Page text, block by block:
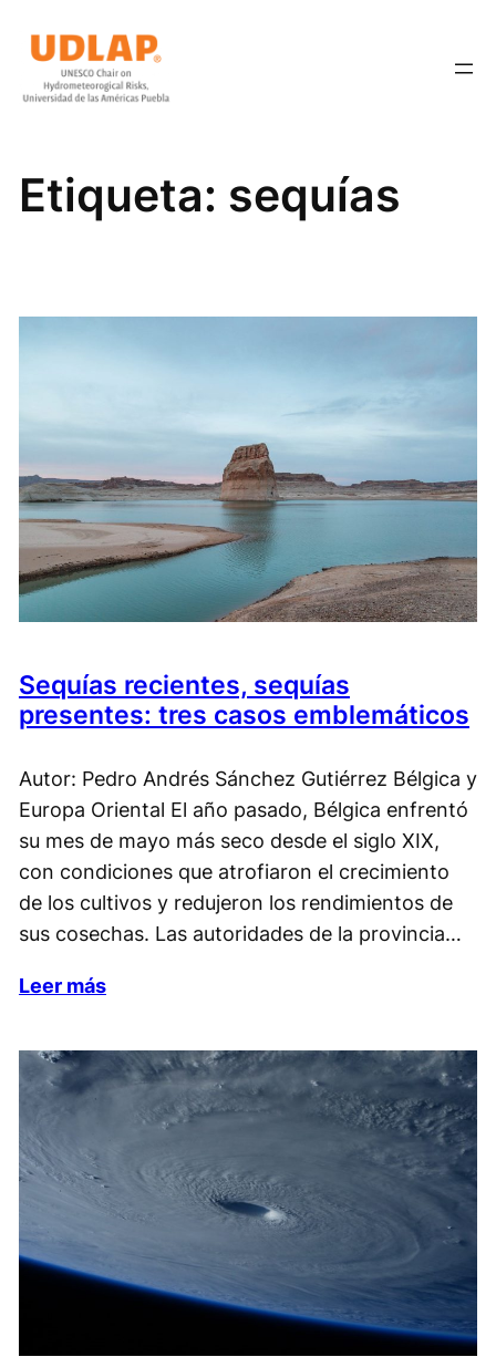
contenido
Etiqueta: sequías
Sequías recientes, sequías
presentes: tres casos emblemáticos
Autor: Pedro Andrés Sánchez Gutiérrez Bélgica y
Europa Oriental El año pasado, Bélgica enfrentó
su mes de mayo más seco desde el siglo XIX,
con condiciones que atrofiaron el crecimiento
de los cultivos y redujeron los rendimientos de
sus cosechas. Las autoridades de la provincia…
Leer más